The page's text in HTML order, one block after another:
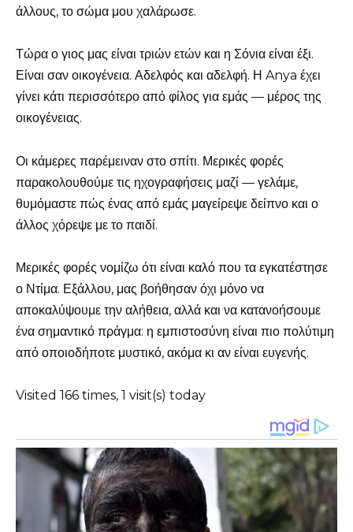
άλλους, το σώμα μου χαλάρωσε.
Τώρα ο γιος μας είναι τριών ετών και η Σόνια είναι έξι.
Είναι σαν οικογένεια. Αδελφός και αδελφή. Η Anya έχει
γίνει κάτι περισσότερο από φίλος για εμάς — μέρος της
οικογένειας.
Οι κάμερες παρέμειναν στο σπίτι. Μερικές φορές
παρακολουθούμε τις ηχογραφήσεις μαζί — γελάμε,
θυμόμαστε πώς ένας από εμάς μαγείρεψε δείπνο και ο
άλλος χόρεψε με το παιδί.
Μερικές φορές νομίζω ότι είναι καλό που τα εγκατέστησε
ο Ντίμα. Εξάλλου, μας βοήθησαν όχι μόνο να
αποκαλύψουμε την αλήθεια, αλλά και να κατανοήσουμε
ένα σημαντικό πράγμα: η εμπιστοσύνη είναι πιο πολύτιμη
από οποιοδήποτε μυστικό, ακόμα κι αν είναι ευγενής.
Visited 166 times, 1 visit(s) today